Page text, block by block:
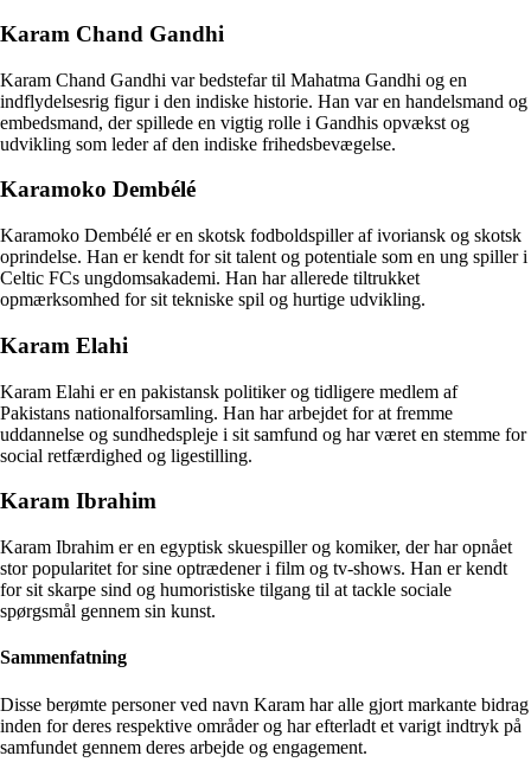
Karam Chand Gandhi
Karam Chand Gandhi var bedstefar til Mahatma Gandhi og en
indflydelsesrig figur i den indiske historie. Han var en handelsmand og
embedsmand, der spillede en vigtig rolle i Gandhis opvækst og
udvikling som leder af den indiske frihedsbevægelse.
Karamoko Dembélé
Karamoko Dembélé er en skotsk fodboldspiller af ivoriansk og skotsk
oprindelse. Han er kendt for sit talent og potentiale som en ung spiller i
Celtic FCs ungdomsakademi. Han har allerede tiltrukket
opmærksomhed for sit tekniske spil og hurtige udvikling.
Karam Elahi
Karam Elahi er en pakistansk politiker og tidligere medlem af
Pakistans nationalforsamling. Han har arbejdet for at fremme
uddannelse og sundhedspleje i sit samfund og har været en stemme for
social retfærdighed og ligestilling.
Karam Ibrahim
Karam Ibrahim er en egyptisk skuespiller og komiker, der har opnået
stor popularitet for sine optrædener i film og tv-shows. Han er kendt
for sit skarpe sind og humoristiske tilgang til at tackle sociale
spørgsmål gennem sin kunst.
Sammenfatning
Disse berømte personer ved navn Karam har alle gjort markante bidrag
inden for deres respektive områder og har efterladt et varigt indtryk på
samfundet gennem deres arbejde og engagement.